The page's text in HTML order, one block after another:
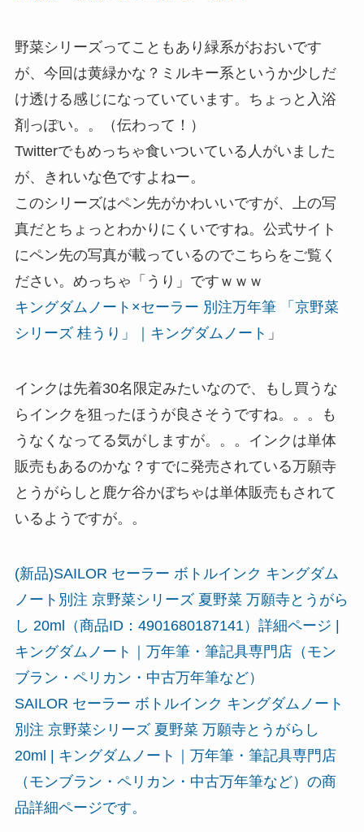
野菜シリーズってこともあり緑系がおおいです
が、今回は黄緑かな？ミルキー系というか少しだ
け透ける感じになっていています。ちょっと入浴
剤っぽい。。（伝わって！）
Twitterでもめっちゃ食いついている人がいました
が、きれいな色ですよねー。
このシリーズはペン先がかわいいですが、上の写
真だとちょっとわかりにくいですね。公式サイト
にペン先の写真が載っているのでこちらをご覧く
ださい。めっちゃ「うり」ですｗｗｗ
キングダムノート×セーラー 別注万年筆 「京野菜
シリーズ 桂うり」｜キングダムノート 」
インクは先着30名限定みたいなので、もし買うな
らインクを狙ったほうが良さそうですね。。。も
うなくなってる気がしますが。。。インクは単体
販売もあるのかな？すでに発売されている万願寺
とうがらしと鹿ケ谷かぼちゃは単体販売もされて
いるようですが。。
(新品)SAILOR セーラー ボトルインク キングダム
ノート別注 京野菜シリーズ 夏野菜 万願寺とうがら
し 20ml（商品ID：4901680187141）詳細ページ |
キングダムノート｜万年筆・筆記具専門店（モン
ブラン・ペリカン・中古万年筆など）
SAILOR セーラー ボトルインク キングダムノート
別注 京野菜シリーズ 夏野菜 万願寺とうがらし
20ml | キングダムノート｜万年筆・筆記具専門店
（モンブラン・ペリカン・中古万年筆など）の商
品詳細ページです。